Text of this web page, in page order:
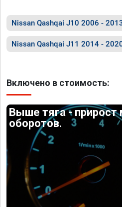
Nissan Qashqai J10 2006 -
Nissan Qashqai J11 2014 -
Включено в стоимость:
Выше тяга - прирост
оборотов.